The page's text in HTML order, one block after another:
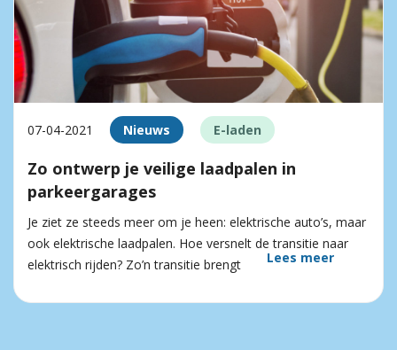
07-04-2021 Nieuws E-laden
Zo ontwerp je veilige laadpalen in
parkeergarages
Je ziet ze steeds meer om je heen: elektrische auto’s, maar
ook elektrische laadpalen. Hoe versnelt de transitie naar
elektrisch rijden? Zo’n transitie brengt
Lees meer